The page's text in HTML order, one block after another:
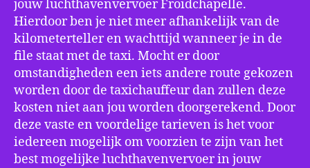
jouw luchthavenvervoer Froidchapelle.
Hierdoor ben je niet meer afhankelijk van de
kilometerteller en wachttijd wanneer je in de
file staat met de taxi. Mocht er door
omstandigheden een iets andere route gekozen
worden door de taxichauffeur dan zullen deze
kosten niet aan jou worden doorgerekend. Door
deze vaste en voordelige tarieven is het voor
iedereen mogelijk om voorzien te zijn van het
best mogelijke luchthavenvervoer in jouw